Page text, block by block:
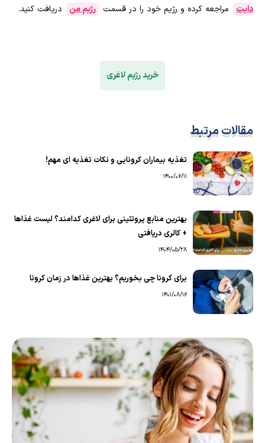
دایت
مراجعه کرده و رژیم خود را در قسمت رژیم من دریافت کنید.
خرید رژیم لاغری
مقالات مرتبط
تغذیه بیماران کرونایی و نکات تغذیه ای مهم!
1400/06/11
بهترین منابع پروتئینی برای لاغری کدامند؟ لیست غذاها
+ کالری دریافتی
1404/05/28
برای کرونا چی بخوریم؟ بهترین غذاها در زمان کرونا
1401/08/16